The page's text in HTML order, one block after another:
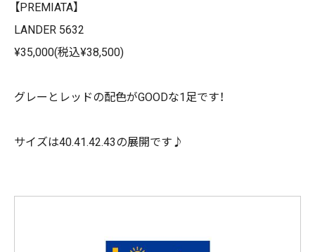
【PREMIATA】
LANDER 5632
¥35,000(税込¥38,500)
グレーとレッドの配色がGOODな1足です！
サイズは40.41.42.43の展開です♪